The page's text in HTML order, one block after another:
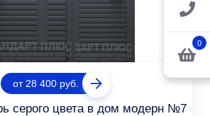
0
от 28 400 руб.
серого цвета в дом модерн №7